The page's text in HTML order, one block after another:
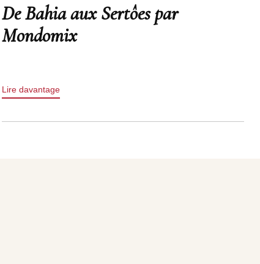
De Bahia aux Sertôes par
Mondomix
Lire davantage